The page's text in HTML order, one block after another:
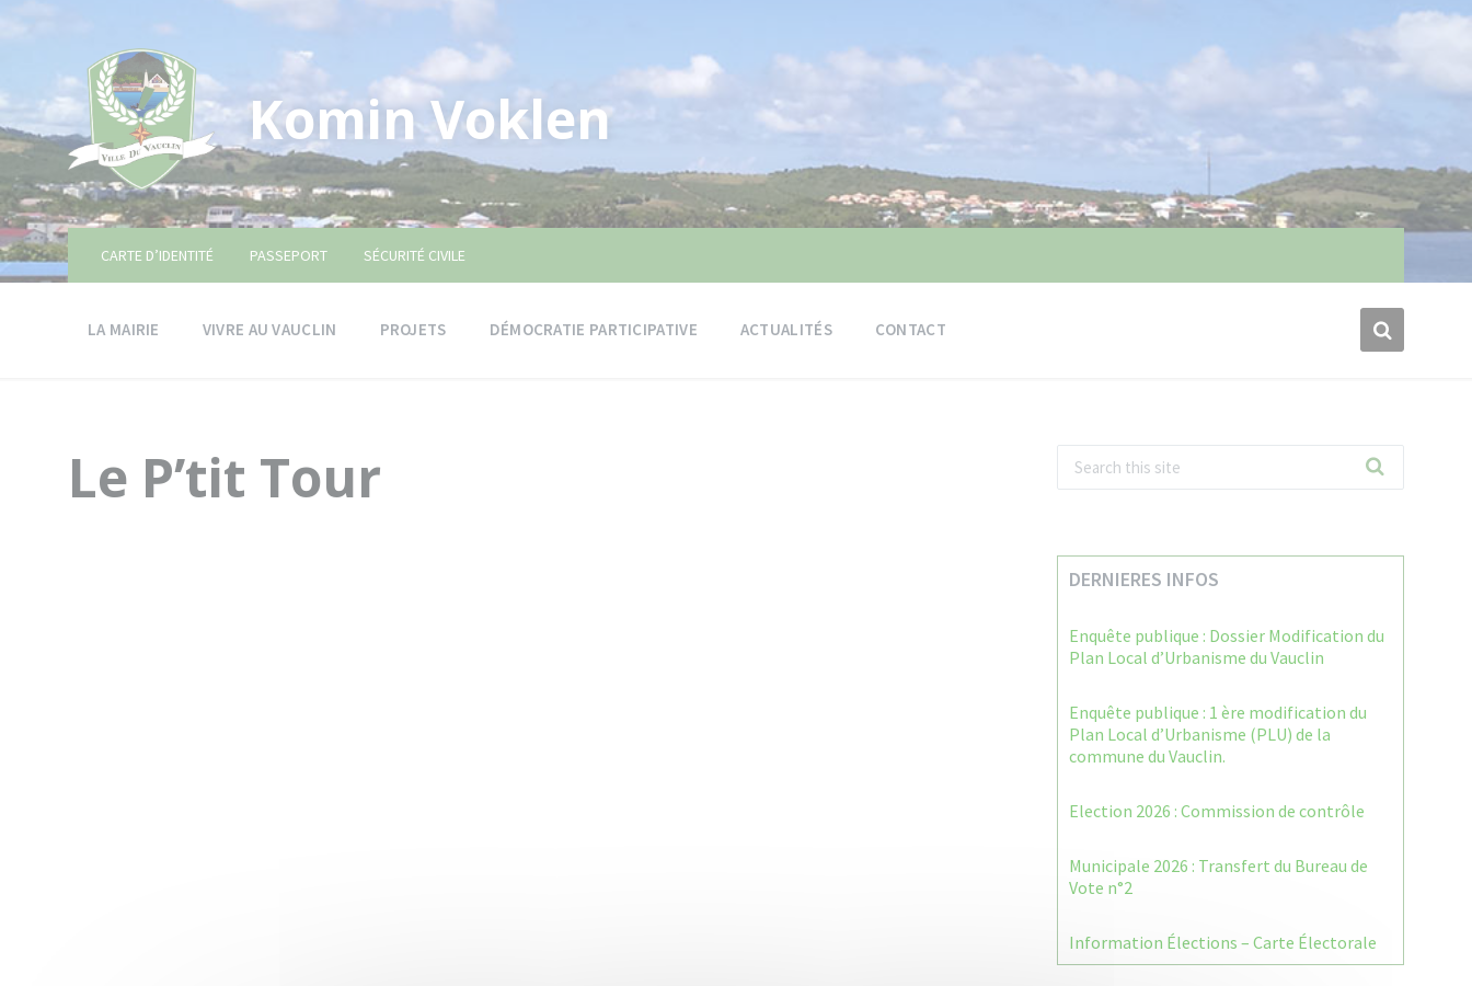
Komin Voklen
CARTE D’IDENTITÉ PASSEPORT SÉCURITÉ CIVILE
LA MAIRIE VIVRE AU VAUCLIN PROJETS DÉMOCRATIE PARTICIPATIVE ACTUALITÉS CONTACT
Le P’tit Tour
DERNIERES INFOS
Enquête publique : Dossier Modification du
Plan Local d’Urbanisme du Vauclin
Enquête publique : 1 ère modification du
Plan Local d’Urbanisme (PLU) de la
commune du Vauclin.
Election 2026 : Commission de contrôle
Municipale 2026 : Transfert du Bureau de
Vote n°2
Information Élections – Carte Électorale